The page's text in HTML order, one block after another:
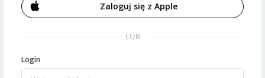
Zaloguj się z Apple
LUB
Login